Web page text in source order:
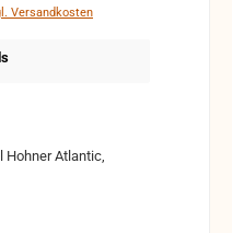
Versandkosten